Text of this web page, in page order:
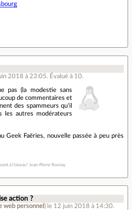
2018 à 23:05. Évalué à 10.
pas (la modestie sans
de commentaires et
des spammeurs qu'il
autres modérateurs
Geek Faëries, nouvelle passée à peu près
à l'oiseau" Jean-Pierre Rosnay
action ?
web personnel ) le 12 juin 2018 à 14:30.